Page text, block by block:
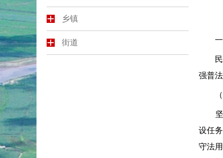
乡镇
街道 一、
民政
强普
（一
坚持
设任
守法